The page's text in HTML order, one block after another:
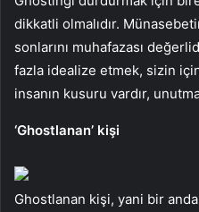
dikkatli olmalıdır.
sonlarını muhafazası
fazla idealize etmek, sizin
insanın kusuru vardır,
‘Ghostlanan’ kişi
Ghostlanan kişi, yani bir